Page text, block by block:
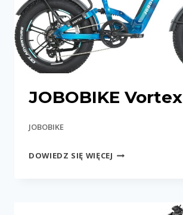
JOBOBIKE Vortex
JOBOBIKE
DOWIEDZ SIĘ WIĘCEJ JOBOBIKE